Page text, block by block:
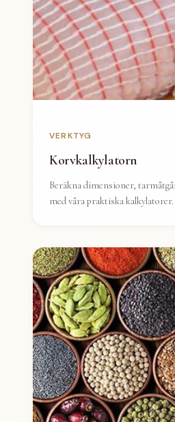
VERKTYG
Korvkalkylatorn
Beräkna dimensioner,
med våra praktiska kalkylatorer.